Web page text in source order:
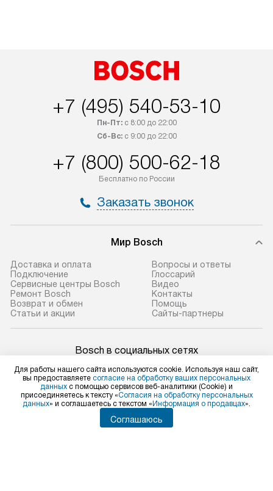
+7 (495) 540-53-10
Пн-Пт:с 8:00 до 22:00
Сб-Вс:с 9:00 до 22:00
+7 (800) 500-62-18
Бесплатно по России
Заказать звонок
Мир Bosch
Доставка и оплата
Подключение
Сервисные центры Bosch
Ремонт Bosch
Возврат и обмен
Статьи и акции
Вопросы и ответы
Глоссарий
Видео
Контакты
Помощь
Сайты-партнеры
Bosch в социальных сетях
Для физических лиц
shop@bosch-centre.ru
Для юридических лиц
Для работы нашего сайта используются cookie. Используя наш сайт,
вы предоставляете согласие на обработку ваших персональных
данных с помощью сервисов веб-аналитики (Cookie) и
присоединяетесь к тексту «Согласия на обработку персональных
данных» и соглашаетесь с текстом « Информация о продавцах».
Соглашаюсь